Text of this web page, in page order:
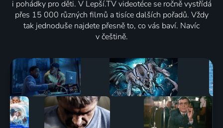
i pohádky pro děti. V Lepší.TV videotéce se ročně vystřídá
přes 15 000 různých filmů a tisíce dalších pořadů. Vždy
tak jednoduše najdete přesně to, co vás baví. Navíc
v češtině.